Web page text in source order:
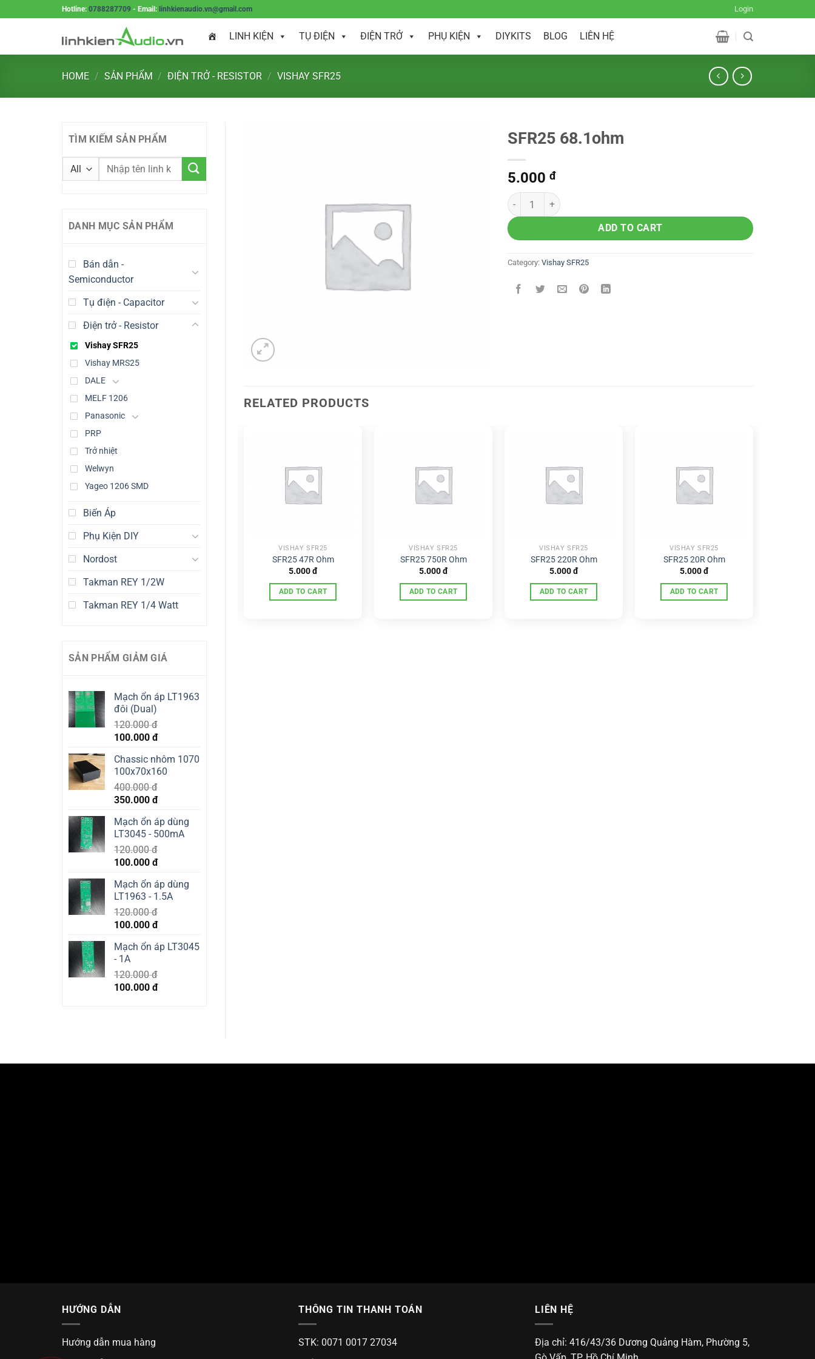
to
Hotline: 0788287709 - Email: linhkienaudio.vn@gmail.com Login
LINH KIỆN TỤ ĐIỆN ĐIỆN TRỞ PHỤ KIỆN DIYKITS BLOG LIÊN HỆ
HOME / SẢN PHẨM / ĐIỆN TRỞ - RESISTOR / VISHAY SFR25
SFR25 68.1ohm
5.000 đ
ADD TO CART
Category: Vishay SFR25
RELATED PRODUCTS
VISHAY SFR25
SFR25 47R Ohm
5.000đ
ADD TO CART
VISHAY SFR25
SFR25 750R Ohm
5.000đ
ADD TO CART
VISHAY SFR25
SFR25 220R Ohm
5.000đ
ADD TO CART
VISHAY SFR25
SFR25 20R Ohm
5.000đ
ADD TO CART
SFR25 28.7k Ohm
SFR25 8.66k Ohm
TÌM KIẾM SẢN PHẨM
DANH MỤC SẢN PHẨM
Bán dẫn -
Semiconductor
Tụ điện - Capacitor
Điện trở - Resistor
Vishay SFR25
Vishay MRS25
DALE
MELF 1206
Panasonic
PRP
Trở nhiệt
Welwyn
Yageo 1206 SMD
Biến Áp
Phụ Kiện DIY
Nordost
Takman REY 1/2W
Takman REY 1/4 Watt
SẢN PHẨM GIẢM GIÁ
Mạch ổn áp LT1963
đôi (Dual)
120.000đ
Original
was:
120.000 đ.
100.000 đCurrent
is:
100.000 đ.
Chassic nhôm 1070
100x70x160
400.000đ
Original
was:
400.000 đ.
350.000 đCurrent
is:
350.000 đ.
Mạch ổn áp dùng
LT3045 - 500mA
120.000đ
Original
was:
120.000 đ.
100.000 đCurrent
is:
100.000 đ.
Mạch ổn áp dùng
LT1963 - 1.5A
120.000đ
Original
was:
120.000 đ.
100.000 đCurrent
is:
Mạch ổn áp LT3045
- 1A
120.000đ
Original
100.000 đCurrent
HƯỚNG DẪN
Hướng dẫn mua hàng
THÔNG TIN THANH TOÁN
STK: 0071 0017 27034
LIÊN HỆ
Địa chỉ: 416/43/36 Dương Quảng Hàm, Phường 5,